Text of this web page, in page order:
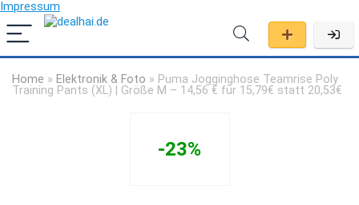
Impressum
Home » Elektronik & Foto » Puma Jogginghose Teamrise Poly
Training Pants (XL) | Größe M – 14,56 € für 15,79€ statt 20,53€
-23%